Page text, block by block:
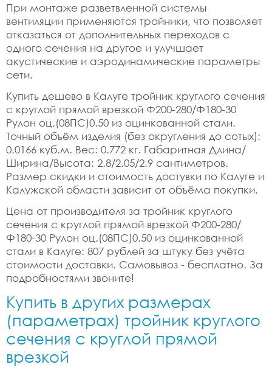
При монтаже разветвленной системы
вентиляции применяются тройники, что позволяет
отказаться от дополнительных переходов с
одного сечения на другое и улучшает
акустические и аэродинамические параметры
сети.
Купить дешево в Калуге тройник круглого сечения
с круглой прямой врезкой Ф200-280/Ф180-30
Рулон оц.(08ПС)0.50 из оцинкованной стали.
Точный объём изделия (без округления до сотых):
0.0166 куб.м. Вес: 0.772 кг. Габаритная Длина/
Ширина/Высота: 2.8/2.05/2.9 сантиметров.
Размер скидки и стоимость достувки по Калуге и
Калужской области зависит от объёма покупки.
Цена от производителя за тройник круглого
сечения с круглой прямой врезкой Ф200-280/
Ф180-30 Рулон оц.(08ПС)0.50 из оцинкованной
стали в Калуге: 807 рублей за штуку без учёта
стоимости доставки. Самовывоз - бесплатно. За
подробностями звоните!
Купить в других размерах
(параметрах) тройник круглого
сечения с круглой прямой
врезкой